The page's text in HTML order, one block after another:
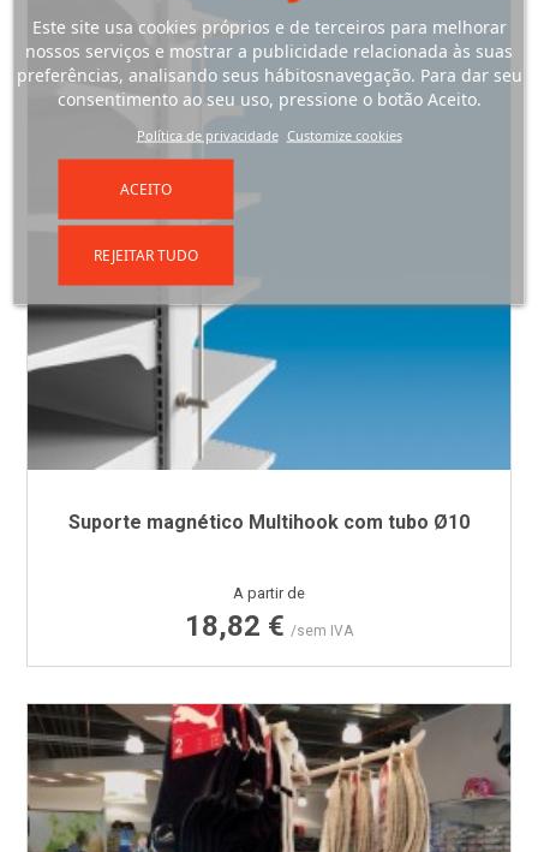
Suporte magnético Multihook com tubo Ø10
Preço
A partir de
18,82 € /sem IVA
Este site usa cookies próprios e de terceiros para melhorar
nossos serviços e mostrar a publicidade relacionada às suas
preferências, analisando seus hábitosnavegação. Para dar seu
consentimento ao seu uso, pressione o botão Aceito.
Política de privacidade Customize cookies
REJEITAR TUDO
ACEITO